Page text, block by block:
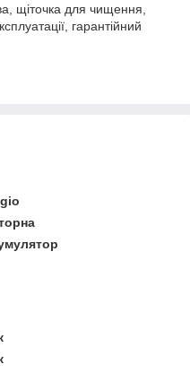
щіточка для чищення,
гарантійний